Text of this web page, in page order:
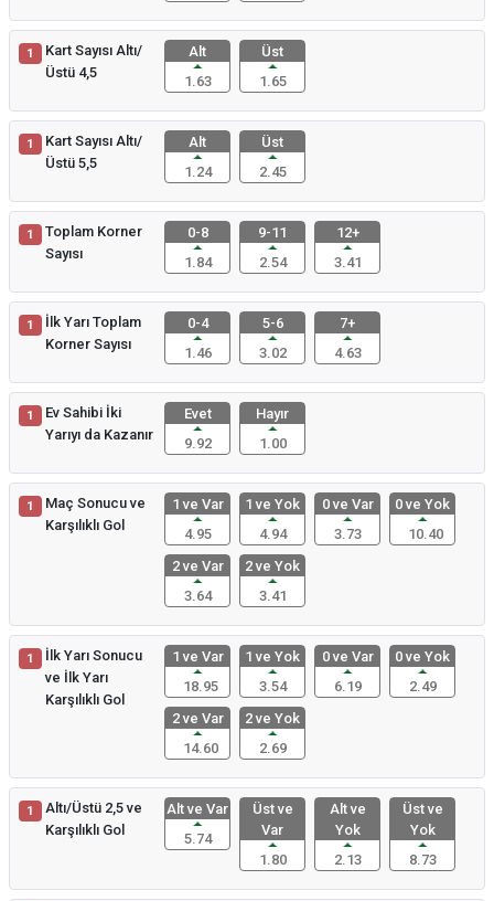
1
Kart Sayısı Altı/
Üstü 4,5
Alt
1.63
Üst
1.65
1
Kart Sayısı Altı/
Üstü 5,5
Alt
1.24
Üst
2.45
1
Toplam Korner
Sayısı
0-8
1.84
9-11
2.54
12+
3.41
1
İlk Yarı Toplam
Korner Sayısı
0-4
1.46
5-6
3.02
7+
4.63
1
Ev Sahibi İki
Yarıyı da Kazanır
Evet
9.92
Hayır
1.00
1
Maç Sonucu ve
Karşılıklı Gol
1 ve Var
4.95
1 ve Yok
4.94
0 ve Var
3.73
0 ve Yok
10.40
2 ve Var
3.64
2 ve Yok
3.41
1
İlk Yarı Sonucu
ve İlk Yarı
Karşılıklı Gol
1 ve Var
18.95
1 ve Yok
3.54
0 ve Var
6.19
0 ve Yok
2.49
2 ve Var
14.60
2 ve Yok
2.69
1
Altı/Üstü 2,5 ve
Karşılıklı Gol
Alt ve Var
5.74
Üst ve
Var
1.80
Alt ve
Yok
2.13
Üst ve
Yok
8.73